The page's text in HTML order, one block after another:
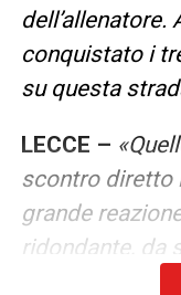
dell’allenatore.
conquistato i
su questa
LECCE –
scontro diretto
grande
ridondante, da